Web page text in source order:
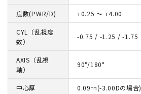
度数(PWR/D) +0.25 ～ +4.00
CYL（乱視度
数）
-0.75 / -1.25 / -1.75
AXIS（乱視
軸）
90°/180°
中心厚 0.09㎜(-3.00Dの場合)